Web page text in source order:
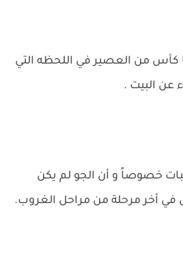
من العصير في اللحظه التي
عن البيت .
خصوصاً و أن الجو لم يكن
أخر مرحلة من مراحل الغروب.